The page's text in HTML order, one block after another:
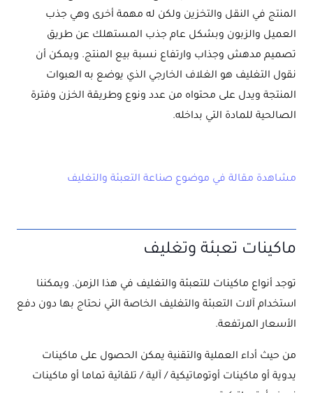
المنتج في النقل والتخزين ولكن له مهمة أخرى وهي جذب
العميل والزبون وبشكل عام جذب المستهلك عن طريق
تصميم مدهش وجذاب وارتفاع نسبة بيع المنتج. ويمكن أن
نقول التغليف هو الغلاف الخارجي الذي يوضع به العبوات
المنتجة ويدل على محتواه من عدد ونوع وطريقة الخزن وفترة
الصالحية للمادة التي بداخله.
مشاهدة مقالة في موضوع صناعة التعبئة والتغليف
ماكينات تعبئة وتغليف
توجد أنواع ماكينات للتعبئة والتغليف في هذا الزمن. ويمكننا
استخدام آلات التعبئة والتغليف الخاصة التي نحتاج بها دون دفع
الأسعار المرتفعة.
من حيث أداء العملية والتقنية يمكن الحصول على ماكينات
يدوية أو ماكينات أوتوماتيكية / آلية / تلقائية تماما أو ماكينات